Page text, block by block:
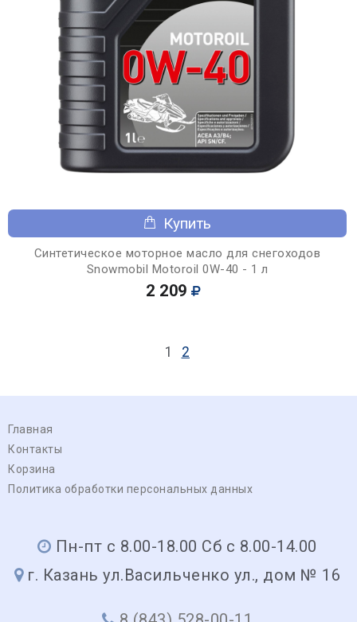
Купить
Синтетическое моторное масло для снегоходов
Snowmobil Motoroil 0W-40 - 1 л
2 209
1 2
Главная
Контакты
Корзина
Политика обработки персональных данных
Пн-пт с 8.00-18.00 Сб с 8.00-14.00
г. Казань ул.Васильченко ул., дом № 16